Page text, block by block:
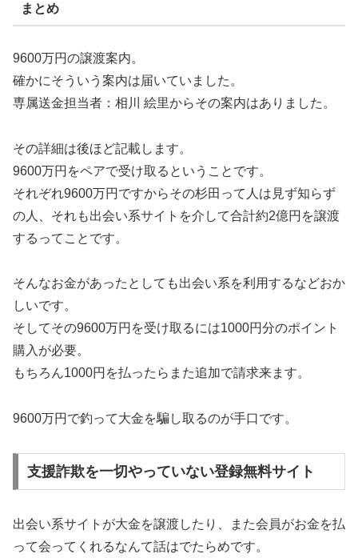
まとめ
9600万円の譲渡案内。
確かにそういう案内は届いていました。
専属送金担当者：相川 絵里からその案内はありました。
その詳細は後ほど記載します。
9600万円をペアで受け取るということです。
それぞれ9600万円ですからその杉田って人は見ず知らず
の人、それも出会い系サイトを介して合計約2億円を譲渡
するってことです。
そんなお金があったとしても出会い系を利用するなどおか
しいです。
そしてその9600万円を受け取るには1000円分のポイント
購入が必要。
もちろん1000円を払ったらまた追加で請求来ます。
9600万円で釣って大金を騙し取るのが手口です。
支援詐欺を一切やっていない登録無料サイト
出会い系サイトが大金を譲渡したり、また会員がお金を払
って会ってくれるなんて話はでたらめです。